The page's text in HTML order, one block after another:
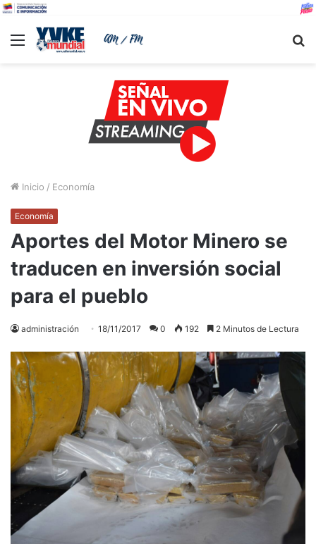
Menu
Inicio / Economía
Economía
Aportes del Motor Minero se
traducen en inversión social
para el pueblo
administración 18/11/2017 0 192 2 Minutos de Lectura